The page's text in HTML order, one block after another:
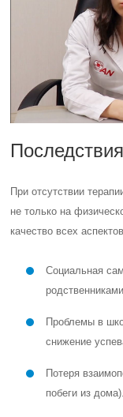
Последствия
При отсутствии
не только на
качество всех
Социальная
Проблемы в
снижение
Потеря
побеги из дома).